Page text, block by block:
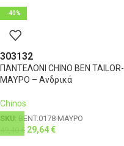
-40%
303132
ΠΑΝΤΕΛΟΝΙ CHINO BEN TAILOR-
ΜΑΥΡΟ – Ανδρικά
Chinos
SKU: BENT.0178-ΜΑΥΡΟ
€ 29,64€